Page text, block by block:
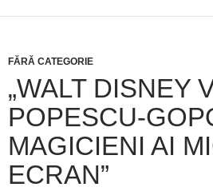
FĂRĂ CATEGORIE
„WALT DISNEY
POPESCU-
MAGICIENI AI
ECRAN”